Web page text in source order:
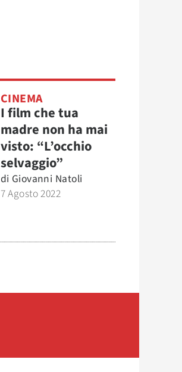
CINEMA
I film che tua
madre non ha mai
visto: “L’occhio
selvaggio”
di Giovanni Natoli
7 Agosto 2022